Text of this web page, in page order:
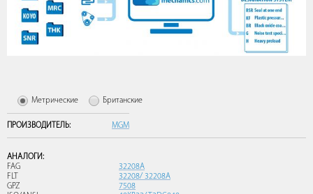
Метрические Британские
ПРОИЗВОДИТЕЛЬ: MGM
АНАЛОГИ:
FAG
32208A
FLT
32208/ 32208A
GPZ
7508